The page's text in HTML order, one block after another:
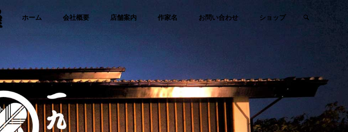
わた
の大
峰｜
ひな
人
形・
コ
テ
ン
ツ
ホーム 会社概要 店舗案内 作家名 お問い合わせ ショップ